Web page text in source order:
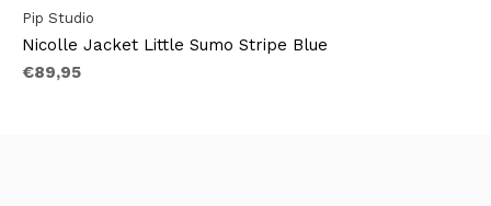
Pip Studio
Nicolle Jacket Little Sumo Stripe Blue
€89,95